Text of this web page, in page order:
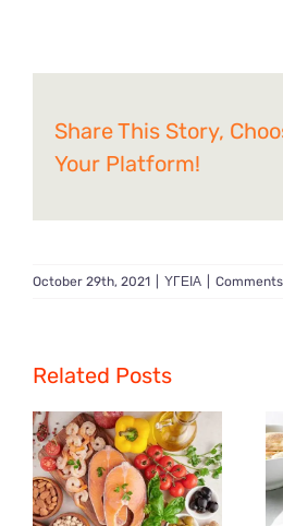
Share This Story,
Your Platform!
October 29th, 2021 ΥΓΕΙΑ
Related Posts